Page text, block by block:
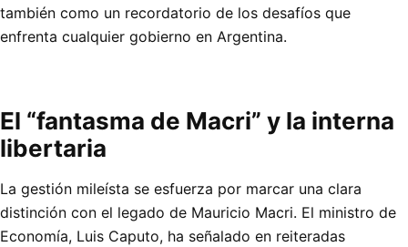
también como un recordatorio de los desafíos que
enfrenta cualquier gobierno en Argentina.
El “fantasma de Macri” y la interna
libertaria
La gestión mileísta se esfuerza por marcar una clara
distinción con el legado de Mauricio Macri. El ministro de
Economía, Luis Caputo, ha señalado en reiteradas